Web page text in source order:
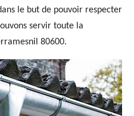
le but de pouvoir respecter
servir toute la
80600.